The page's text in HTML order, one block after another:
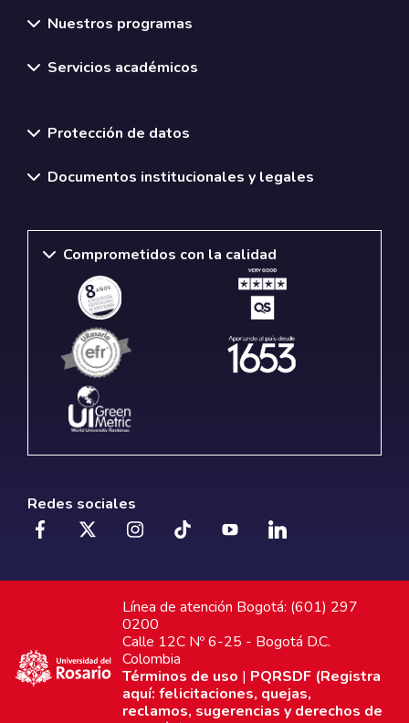
Nuestros programas
Servicios académicos
Protección de datos
Documentos institucionales y legales
Comprometidos con la calidad
Redes sociales
Línea de atención Bogotá: (601) 297
0200
Calle 12C Nº 6-25 - Bogotá D.C.
Colombia
Términos de uso | PQRSDF (Registra
aquí: felicitaciones, quejas,
reclamos, sugerencias y derechos de